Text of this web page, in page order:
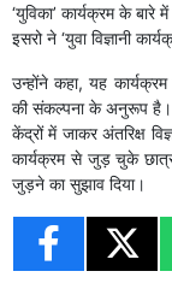
‘युविका’ कार्यक्रम के
इसरो ने ‘युवा विज्ञानी
उन्होंने कहा, यह
की संकल्पना के अनुरूप है।
केंद्रों में जाकर अंतरिक्ष
कार्यक्रम से जुड़ चुके
जुड़ने का सुझाव दिया।